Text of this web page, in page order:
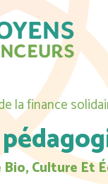
la finance
Culture Et